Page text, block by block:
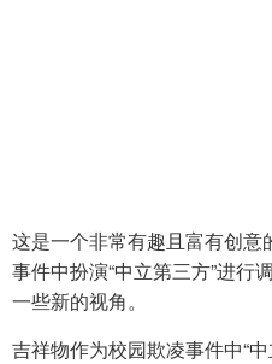
这是一个非常有趣且富有创
事件中扮演“中立第三方”进行
一些新的视角。
吉祥物作为校园欺凌事件中“